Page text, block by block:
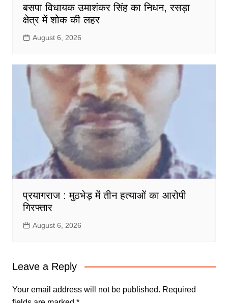
बसपा विधायक उमाशंकर सिंह का निधन, रसड़ा
क्षेत्र में शोक की लहर
August 6, 2026
प्रयागराज : मुठभेड़ में तीन हत्याओं का आरोपी
गिरफ्तार
August 6, 2026
Leave a Reply
Your email address will not be published. Required